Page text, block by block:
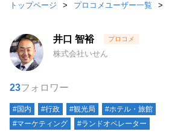
トップページ プロコメユーザー一覧
井口 智裕
株式会社いせん
23フォロワー
#国内 #行政 #観光局
#ホテル・旅館
#マーケティング
#ランドオペレーター